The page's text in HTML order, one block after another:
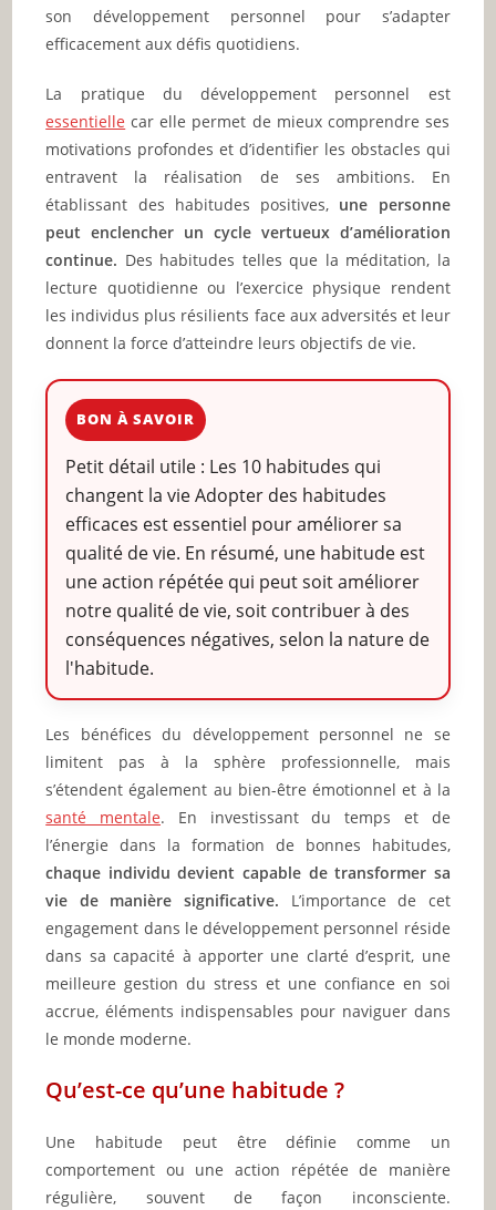
son développement personnel pour s’adapter
efficacement aux défis quotidiens.
La pratique du développement personnel est
essentielle car elle permet de mieux comprendre ses
motivations profondes et d’identifier les obstacles qui
entravent la réalisation de ses ambitions. En
établissant des habitudes positives, une personne
peut enclencher un cycle vertueux d’amélioration
continue. Des habitudes telles que la méditation, la
lecture quotidienne ou l’exercice physique rendent
les individus plus résilients face aux adversités et leur
donnent la force d’atteindre leurs objectifs de vie.
BON À SAVOIR
Petit détail utile : Les 10 habitudes qui
changent la vie Adopter des habitudes
efficaces est essentiel pour améliorer sa
qualité de vie. En résumé, une habitude est
une action répétée qui peut soit améliorer
notre qualité de vie, soit contribuer à des
conséquences négatives, selon la nature de
l'habitude.
Les bénéfices du développement personnel ne se
limitent pas à la sphère professionnelle, mais
s’étendent également au bien-être émotionnel et à la
santé mentale. En investissant du temps et de
l’énergie dans la formation de bonnes habitudes,
chaque individu devient capable de transformer sa
vie de manière significative. L’importance de cet
engagement dans le développement personnel réside
dans sa capacité à apporter une clarté d’esprit, une
meilleure gestion du stress et une confiance en soi
accrue, éléments indispensables pour naviguer dans
le monde moderne.
Qu’est-ce qu’une habitude ?
Une habitude peut être définie comme un
comportement ou une action répétée de manière
régulière, souvent de façon inconsciente.